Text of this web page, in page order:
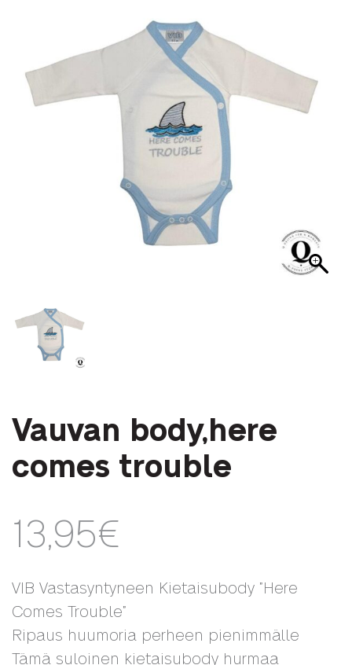
Vauvan body,here
comes trouble
13,95€
VIB Vastasyntyneen Kietaisubody ”Here
Comes Trouble”
Ripaus huumoria perheen pienimmälle
Tämä suloinen kietaisubody hurmaa